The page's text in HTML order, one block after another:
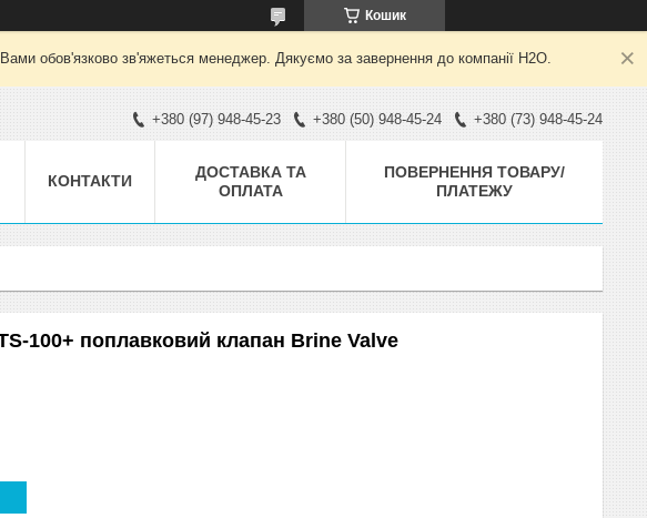
Кошик
обов'язково зв'яжеться менеджер. Дякуємо за завернення до компанії H2O.
+380 (97) 948-45-23 +380 (50) 948-45-24 +380 (73) 948-45-24
КОНТАКТИ
ДОСТАВКА ТА
ОПЛАТА
ПОВЕРНЕННЯ ТОВАРУ/
ПЛАТЕЖУ
100+ поплавковий клапан Brine Valve